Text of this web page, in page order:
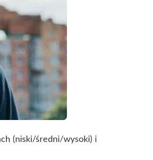
(niski/średni/wysoki) i